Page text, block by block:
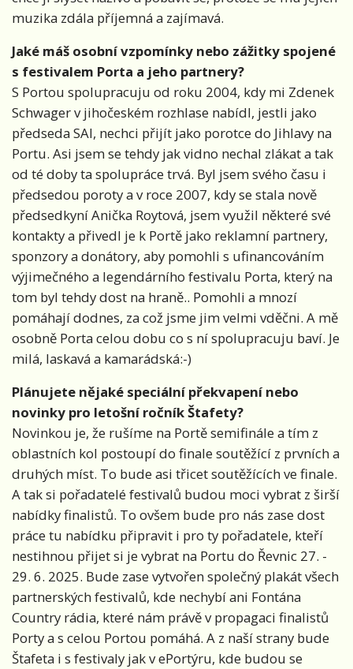
muzika zdála příjemná a zajímavá.
Jaké máš osobní vzpomínky nebo zážitky spojené
s festivalem Porta a jeho partnery?
S Portou spolupracuju od roku 2004, kdy mi Zdenek
Schwager v jihočeském rozhlase nabídl, jestli jako
předseda SAI, nechci přijít jako porotce do Jihlavy na
Portu. Asi jsem se tehdy jak vidno nechal zlákat a tak
od té doby ta spolupráce trvá. Byl jsem svého času i
předsedou poroty a v roce 2007, kdy se stala nově
předsedkyní Anička Roytová, jsem využil některé své
kontakty a přivedl je k Portě jako reklamní partnery,
sponzory a donátory, aby pomohli s ufinancováním
výjimečného a legendárního festivalu Porta, který na
tom byl tehdy dost na hraně.. Pomohli a mnozí
pomáhají dodnes, za což jsme jim velmi vděčni. A mě
osobně Porta celou dobu co s ní spolupracuju baví. Je
milá, laskavá a kamarádská:-)
Plánujete nějaké speciální překvapení nebo
novinky pro letošní ročník Štafety?
Novinkou je, že rušíme na Portě semifinále a tím z
oblastních kol postoupí do finale soutěžící z prvních a
druhých míst. To bude asi třicet soutěžících ve finale.
A tak si pořadatelé festivalů budou moci vybrat z širší
nabídky finalistů. To ovšem bude pro nás zase dost
práce tu nabídku připravit i pro ty pořadatele, kteří
nestihnou přijet si je vybrat na Portu do Řevnic 27. -
29. 6. 2025. Bude zase vytvořen společný plakát všech
partnerských festivalů, kde nechybí ani Fontána
Country rádia, které nám právě v propagaci finalistů
Porty a s celou Portou pomáhá. A z naší strany bude
Štafeta i s festivaly jak v ePortýru, kde budou se